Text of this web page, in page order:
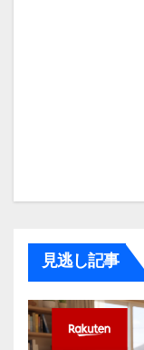
見逃し記事